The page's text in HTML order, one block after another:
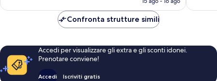
Confronta strutture simili
Accedi per visualizzare gli extra e gli sconti idonei.
Prenotare conviene!
Accedi Iscriviti gratis